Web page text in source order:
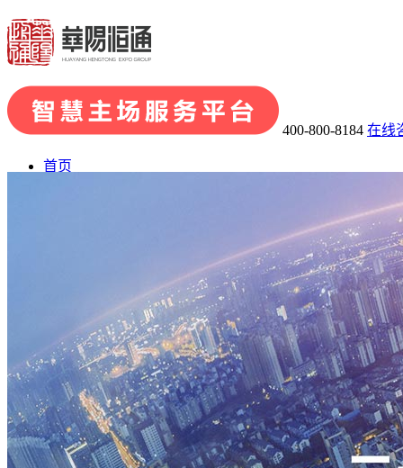
400-800-8184 在线
首页
· 企业文化
· 会展品牌策划· 会展组织及承办 · 主场运营管理· 场馆运
会展案例
展陈案例
新闻中心
联系我们
广招人才